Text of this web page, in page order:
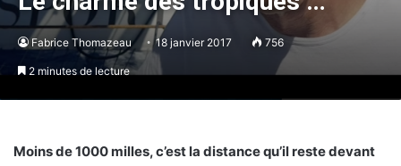
Fabrice Thomazeau 18 janvier 2017 756
2 minutes de lecture
Moins de 1000 milles, c’est la distance qu’il reste devant